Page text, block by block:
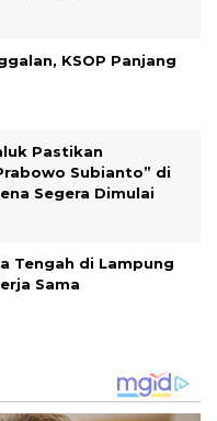
KSOP Panjang
Pastikan
Subianto” di
Segera Dimulai
Tengah di Lampung
Sama